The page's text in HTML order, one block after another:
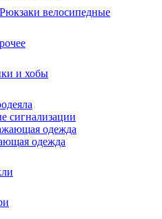
Рюкзаки велосипедные
и хобы
сигнализации
одежда